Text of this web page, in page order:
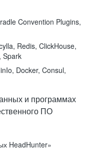
Convention Plugins,
Redis, ClickHouse,
Spark
Docker, Consul,
и программах
ПО
HeadHunter»